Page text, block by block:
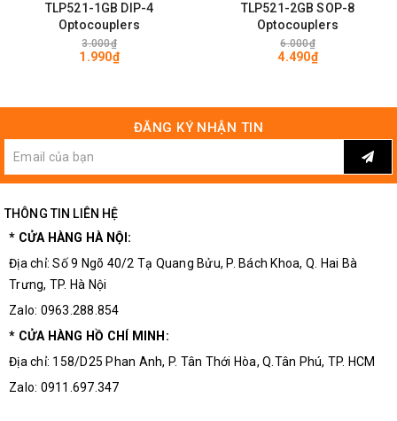
TLP521-1GB DIP-4
Optocouplers
3.000₫
1.990₫
TLP521-2GB SOP-8
Optocouplers
6.000₫
4.490₫
ĐĂNG KÝ NHẬN TIN
THÔNG TIN LIÊN HỆ
* CỬA HÀNG HÀ NỘI:
Địa chỉ: Số 9 Ngõ 40/2 Tạ Quang Bửu, P. Bách Khoa, Q. Hai Bà
Trưng, TP. Hà Nội
Zalo: 0963.288.854
* CỬA HÀNG HỒ CHÍ MINH:
Địa chỉ: 158/D25 Phan Anh, P. Tân Thới Hòa, Q.Tân Phú, TP. HCM
Zalo: 0911.697.347